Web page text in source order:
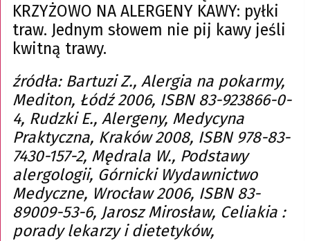
KRZYŻOWO NA ALERGENY KAWY: pyłki
traw. Jednym słowem nie pij kawy jeśli
kwitną trawy.
źródła: Bartuzi Z., Alergia na pokarmy,
Mediton, Łódź 2006, ISBN 83-923866-0-
4, Rudzki E., Alergeny, Medycyna
Praktyczna, Kraków 2008, ISBN 978-83-
7430-157-2, Mędrala W., Podstawy
alergologii, Górnicki Wydawnictwo
Medyczne, Wrocław 2006, ISBN 83-
89009-53-6, Jarosz Mirosław, Celiakia :
porady lekarzy i dietetyków,